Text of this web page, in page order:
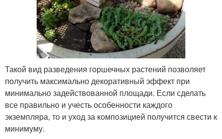
Такой вид разведения горшечных растений позволяет
получить максимально декоративный эффект при
минимально задействованной площади. Если сделать
все правильно и учесть особенности каждого
экземпляра, то и уход за композицией получится свести к
минимуму.